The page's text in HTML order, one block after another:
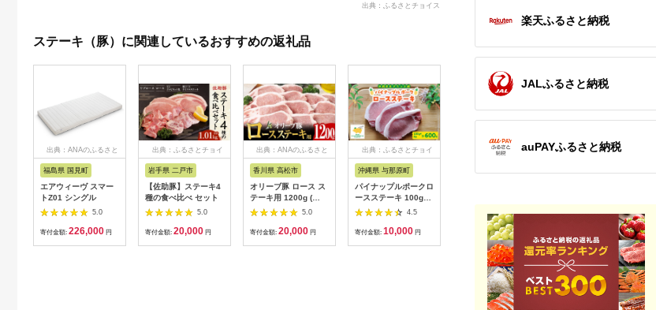
出典：ふるさとチョイス
ステーキ（豚）に関連しているおすすめの返礼品
出典：ANAのふるさと
福島県 国見町
エアウィーヴ スマー
トZ01 シングル
5.0
寄付金額: 226,000 円
出典：ふるさとチョイ
岩手県 二戸市
【佐助豚】ステーキ4
種の食べ比べ セット
5.0
寄付金額: 20,000 円
出典：ANAのふるさと
香川県 高松市
オリーブ豚 ロース ス
テーキ用 1200g (
1200g × 1パック ) 5
5.0
寄付金額: 20,000 円
出典：ふるさとチョイ
沖縄県 与那原町
パイナップルポークロ
ースステーキ 100g×6
枚セット
4.5
寄付金額: 10,000 円
出典：ふるさとチョイ
4.3
12,000
出典：ふるさとチョイ
ンソース付き）80ｇ
×8個（ソース20ｇ×8
個）
4.0
14,000円
楽天ふるさと納税
JALふるさと納税
auPAYふるさと納税